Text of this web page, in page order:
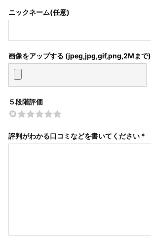
ニックネーム(任意)
画像をアップする (jpeg,jpg,gif,png,2Mまで)
５段階評価
評判がわかる口コミなどを書いてください *